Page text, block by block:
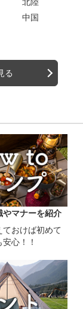
北陸
中国
る
やマナーを紹介
ておけば初めて
心！！